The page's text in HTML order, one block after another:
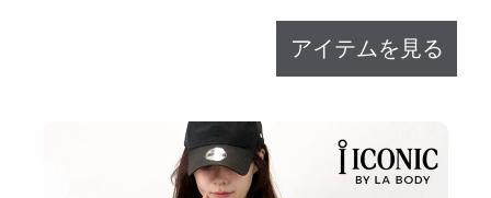
アイテムを見る